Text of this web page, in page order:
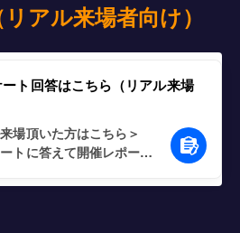
アル来場者向け）
ト回答はこちら（リアル来場
場頂いた方はこちら＞
トに答えて開催レポート